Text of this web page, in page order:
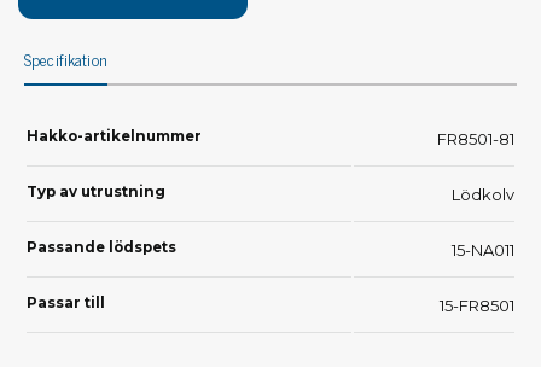
Specifikation
Hakko-artikelnummer FR8501-81
Typ av utrustning Lödkolv
Passande lödspets 15-NA011
Passar till 15-FR8501